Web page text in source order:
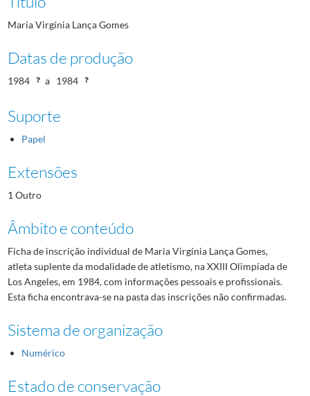
Maria Virgínia Lança Gomes
Datas de produção
1984 a 1984
Suporte
Papel
Extensões
1 Outro
Âmbito e conteúdo
Ficha de inscrição individual de Maria Virgínia Lança Gomes,
atleta suplente da modalidade de atletismo, na XXIII Olimpíada de
Los Angeles, em 1984, com informações pessoais e profissionais.
Esta ficha encontrava-se na pasta das inscrições não confirmadas.
Sistema de organização
Numérico
Estado de conservação